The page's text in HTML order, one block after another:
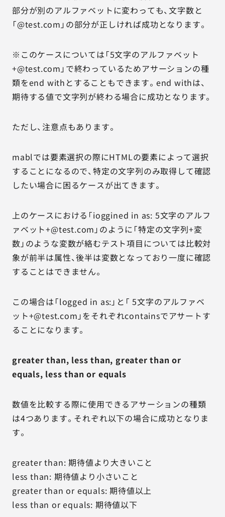
部分が別のアルファベットに変わっても、文字数と
「@test.com」の部分が正しければ成功となります。
※このケースについては「5文字のアルファベット
+@test.com」で終わっているためアサーションの種
類をend withとすることもできます。end withは、
期待する値で文字列が終わる場合に成功となります。
ただし、注意点もあります。
mablでは要素選択の際にHTMLの要素によって選択
することになるので、特定の文字列のみ取得して確認
したい場合に困るケースが出てきます。
上のケースにおける「ioggined in as: 5文字のアルフ
ァベット+@test.com」のように「特定の文字列+変
数」のような変数が絡むテスト項目については比較対
象が前半は属性、後半は変数となっており一度に確認
することはできません。
この場合は「logged in as:」と「 5文字のアルファベ
ット+@test.com」をそれぞれcontainsでアサートす
ることになります。
greater than, less than, greater than or
equals, less than or equals
数値を比較する際に使用できるアサーションの種類
は4つあります。それぞれ以下の場合に成功となりま
す。
greater than: 期待値より大きいこと
less than: 期待値より小さいこと
greater than or equals: 期待値以上
less than or equals: 期待値以下